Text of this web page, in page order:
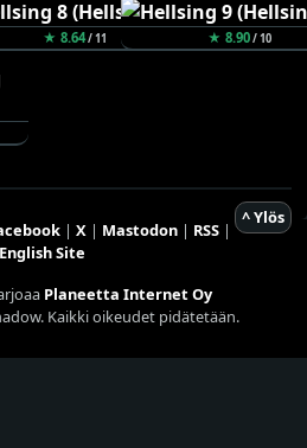
★ 8.64/ 11 ★ 8.90/ 10
^ Ylös
| X| Mastodon| RSS|
English Site
Planeetta Internet Oy
Kaikki oikeudet pidätetään.